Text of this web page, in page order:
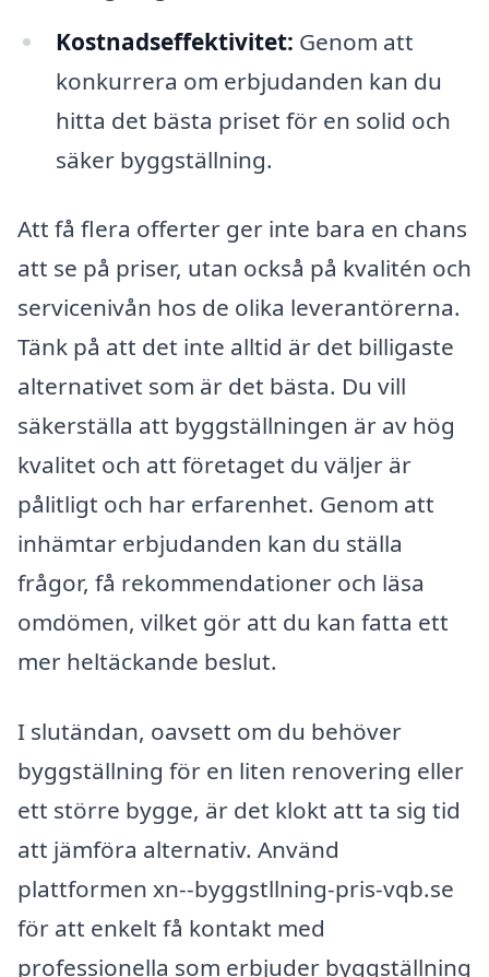
Kostnadseffektivitet: Genom att
konkurrera om erbjudanden kan du
hitta det bästa priset för en solid och
säker byggställning.
Att få flera offerter ger inte bara en chans
att se på priser, utan också på kvalitén och
servicenivån hos de olika leverantörerna.
Tänk på att det inte alltid är det billigaste
alternativet som är det bästa. Du vill
säkerställa att byggställningen är av hög
kvalitet och att företaget du väljer är
pålitligt och har erfarenhet. Genom att
inhämtar erbjudanden kan du ställa
frågor, få rekommendationer och läsa
omdömen, vilket gör att du kan fatta ett
mer heltäckande beslut.
I slutändan, oavsett om du behöver
byggställning för en liten renovering eller
ett större bygge, är det klokt att ta sig tid
att jämföra alternativ. Använd
plattformen xn--byggstllning-pris-vqb.se
för att enkelt få kontakt med
professionella som erbjuder byggställning